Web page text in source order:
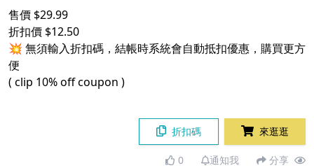
售價 $29.99
折扣價 $12.50
💥 無須輸入折扣碼，結帳時系統會自動抵扣優惠，購買更方
便
( clip 10% off coupon )
折扣碼 來逛逛
0 通知我 分享